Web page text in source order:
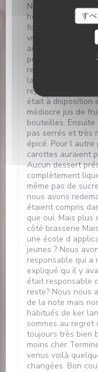
す
Nous étions prévu
heure Plus de vin
fonds de bouteille
vraiment un fond
ailleurs nous
petit étudiant n
renseigner auprès
la réponse peut
répondu que oui.
était à disposition
médiocre jus de
bouteilles.
pas serrés et très
épicé. Pour l
carottes auraient
Aucun dessert
complètement
même pas de
nous avons
étaient compris
que oui. Mais
côté brasserie
une école d
jeunes ? Nous
responsable qui a
expliqué qu il y
était responsable
reste? Nous nous
de la note mais
habitués de ker
sommes au regret
toujours très bien
moins cher
venus voilà
changées. Bon